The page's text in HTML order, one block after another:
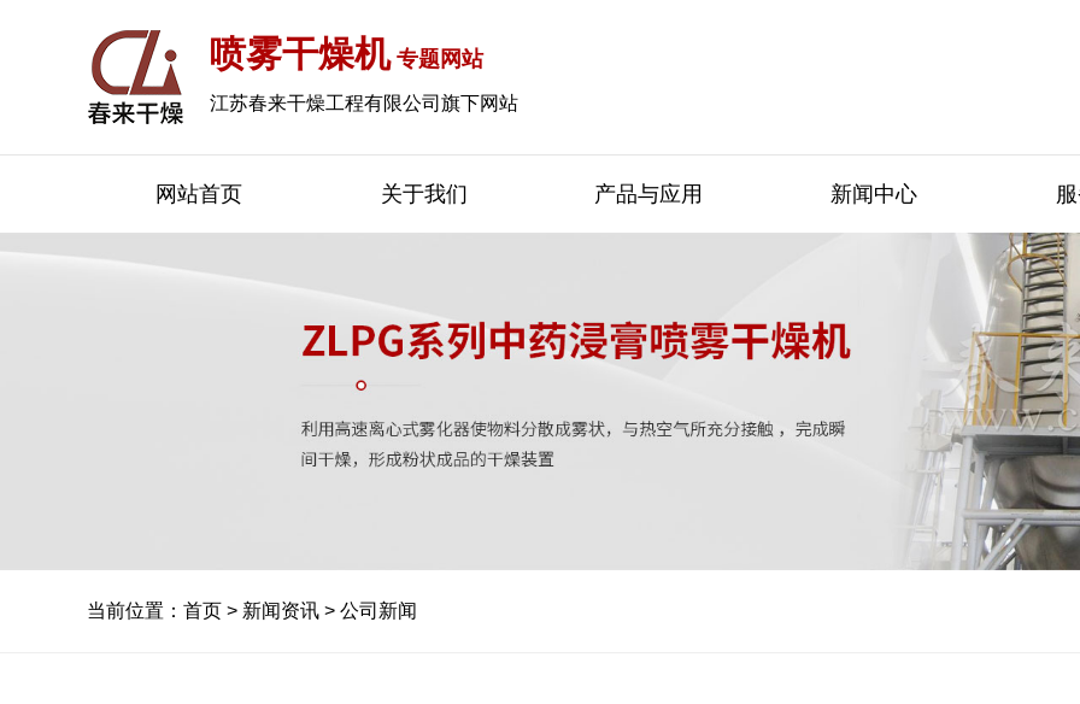
喷雾干燥机专题网站
江苏春来干燥工程有限公司旗下网站
网站首页 关于我们 产品与应用 新闻中心
当前位置： 首页 > 新闻资讯 > 公司新闻